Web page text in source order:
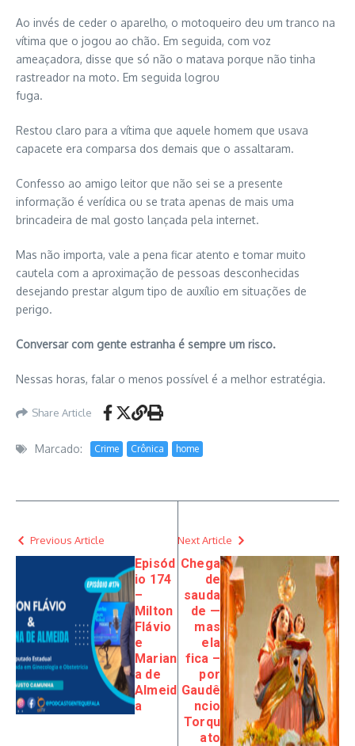
Ao invés de ceder o aparelho, o motoqueiro deu um tranco na
vítima que o jogou ao chão. Em seguida, com voz
ameaçadora, disse que só não o matava porque não tinha
rastreador na moto. Em seguida logrou
fuga.
Restou claro para a vítima que aquele homem que usava
capacete era comparsa dos demais que o assaltaram.
Confesso ao amigo leitor que não sei se a presente
informação é verídica ou se trata apenas de mais uma
brincadeira de mal gosto lançada pela internet.
Mas não importa, vale a pena ficar atento e tomar muito
cautela com a aproximação de pessoas desconhecidas
desejando prestar algum tipo de auxílio em situações de
perigo.
Conversar com gente estranha é sempre um risco.
Nessas horas, falar o menos possível é a melhor estratégia.
Share Article
Marcado: Crime Crônica home
Previous Article
Episód
io 174
–
Milton
Flávio
e
Marian
a de
Almeid
a
Next Article
Chega
de
sauda
de —
mas
ela
fica –
por
Gaudê
ncio
Torqu
ato